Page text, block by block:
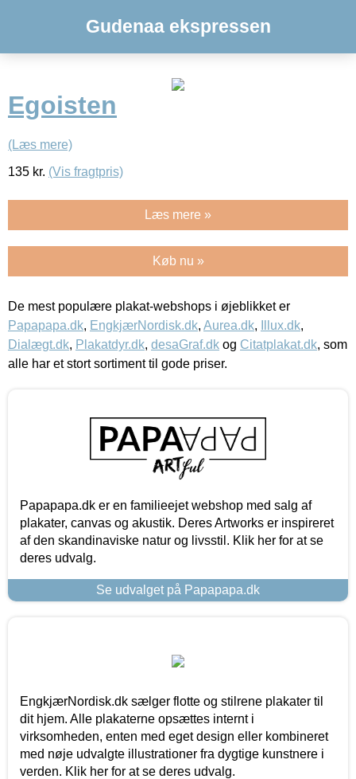
Gudenaa ekspressen
Egoisten
(Læs mere)
135 kr. (Vis fragtpris)
Læs mere »
Køb nu »
De mest populære plakat-webshops i øjeblikket er
Papapapa.dk, EngkjærNordisk.dk, Aurea.dk, Illux.dk,
Dialægt.dk, Plakatdyr.dk, desaGraf.dk og Citatplakat.dk, som
alle har et stort sortiment til gode priser.
Papapapa.dk er en familieejet webshop med salg af
plakater, canvas og akustik. Deres Artworks er inspireret
af den skandinaviske natur og livsstil. Klik her for at se
deres udvalg.
Se udvalget på Papapapa.dk
EngkjærNordisk.dk sælger flotte og stilrene plakater til
dit hjem. Alle plakaterne opsættes internt i
virksomheden, enten med eget design eller kombineret
med nøje udvalgte illustrationer fra dygtige kunstnere i
verden. Klik her for at se deres udvalg.